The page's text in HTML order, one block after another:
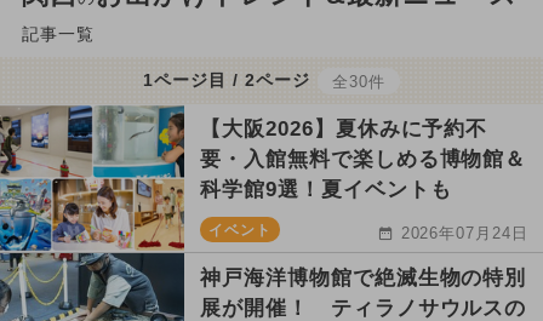
記事一覧
1ページ目 / 2ページ 全30件
【大阪2026】夏休みに予約不
要・入館無料で楽しめる博物館＆
科学館9選！夏イベントも
イベント 2026年07月24日
神戸海洋博物館で絶滅生物の特別
展が開催！ ティラノサウルスの